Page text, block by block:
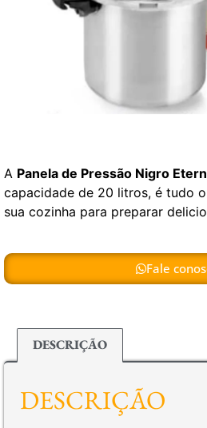
A Panela de Pressão Nigro
capacidade de 20 litros, é tudo
sua cozinha para preparar
Fale
DESCRIÇÃO
DESCRIÇÃO